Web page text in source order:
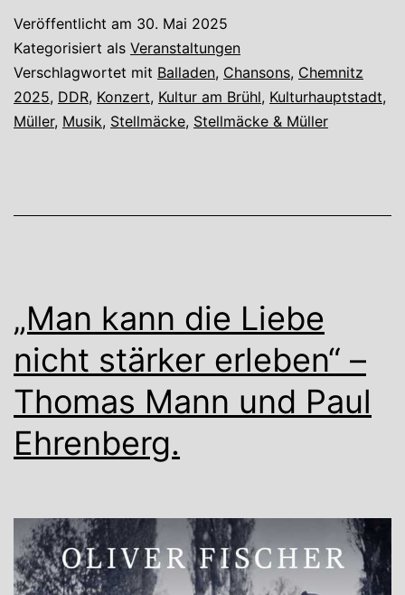
–
Lieder
von
hier
Veröffentlicht am 30. Mai 2025
Kategorisiert als Veranstaltungen
Verschlagwortet mit Balladen, Chansons, Chemnitz
2025, DDR, Konzert, Kultur am Brühl, Kulturhauptstadt,
Müller, Musik, Stellmäcke, Stellmäcke & Müller
„Man kann die Liebe
nicht stärker erleben“ –
Thomas Mann und Paul
Ehrenberg.